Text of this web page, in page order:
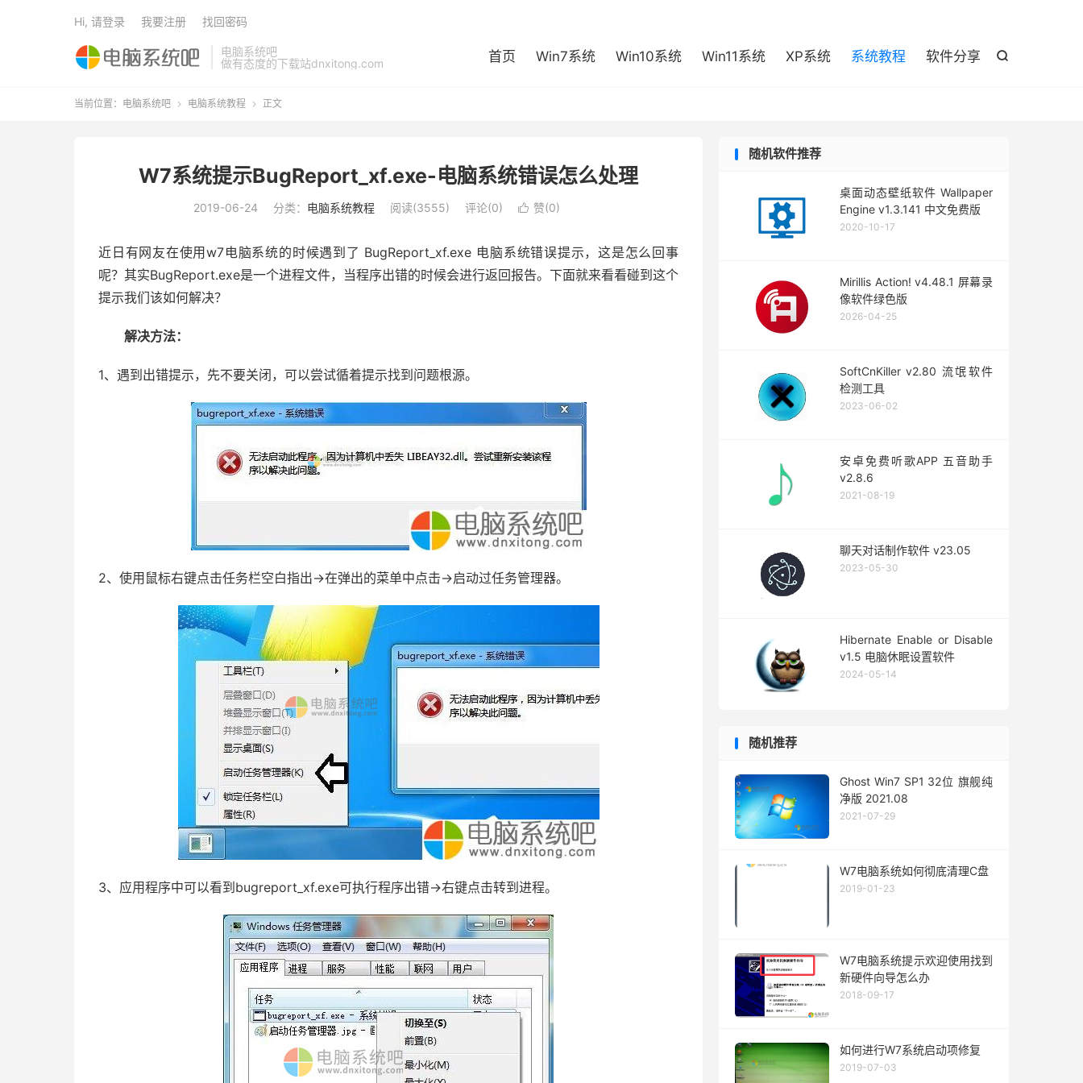
电脑系统吧
做有态度的下载站dnxitong.com

首页 Win7系统 Win10系统 Win11系统 XP系统 系统教程 软件分享
Hi, 请登录 我要注册 找回密码
当前位置： 电脑系统吧  电脑系统教程  正文
W7系统提示BugReport_xf.exe-电脑系统错误怎么处理
2019-06-24 分类： 电脑系统教程 阅读(3555) 评论(0)  赞(0)
近日有网友在使用w7电脑系统的时候遇到了 BugReport_xf.exe 电脑系统错误提示，这是怎么回事
呢？其实BugReport.exe是一个进程文件，当程序出错的时候会进行返回报告。下面就来看看碰到这个
提示我们该如何解决？
解决方法：
1、遇到出错提示，先不要关闭，可以尝试循着提示找到问题根源。
2、使用鼠标右键点击任务栏空白指出→在弹出的菜单中点击→启动过任务管理器。
3、应用程序中可以看到bugreport_xf.exe可执行程序出错→右键点击转到进程。
随机软件推荐
桌面动态壁纸软件 Wallpaper
Engine v1.3.141 中文免费版
2020-10-17
Mirillis Action! v4.48.1 屏幕录
像软件绿色版
2026-04-25
SoftCnKiller v2.80 流氓软件
检测工具
2023-06-02
安卓免费听歌APP 五音助手
v2.8.6
2021-08-19
聊天对话制作软件 v23.05
2023-05-30
Hibernate Enable or Disable
v1.5 电脑休眠设置软件
2024-05-14
随机推荐
Ghost Win7 SP1 32位 旗舰纯
净版 2021.08
2021-07-29
W7电脑系统如何彻底清理C盘
2019-01-23
W7电脑系统提示欢迎使用找到
新硬件向导怎么办
2018-09-17
如何进行W7系统启动项修复
2019-07-03